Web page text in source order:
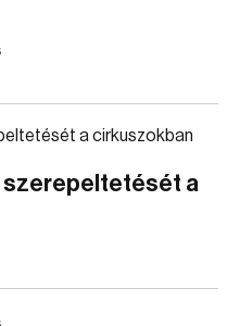
szerepeltetését a